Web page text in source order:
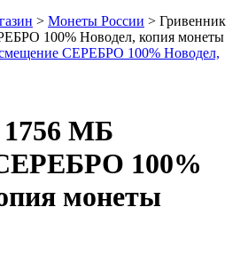
> Монеты России > Гривенник
100% Новодел, копия монеты
1756 МБ
100%
монеты